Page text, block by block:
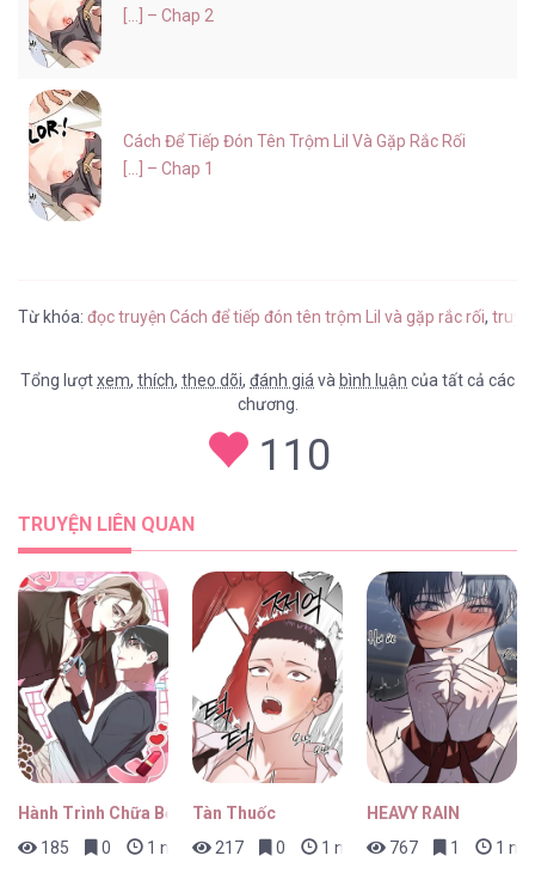
[...] – Chap 2
Cách Để Tiếp Đón Tên Trộm Lil Và Gặp Rắc Rối
[...] – Chap 1
Từ khóa: đọc truyện Cách để tiếp đón tên trộm Lil và gặp rắc rối,
Tổng lượtxem, thích, theo dõi, đánh giávà bình luận của tất cả các
chương.
110
TRUYỆN LIÊN QUAN
Hành Trình Chữa Bệnh Bám Chủ Của Cún Nhà Tôi
185
0 1 ngày trước
Tàn Thuốc
217
0 1 ngày trước
HEAVY RAIN
767
1 1